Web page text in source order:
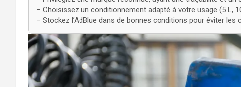
– Choisissez un conditionnement adapté à votre usage (5 L,
– Stockez l’AdBlue dans de bonnes conditions pour éviter les